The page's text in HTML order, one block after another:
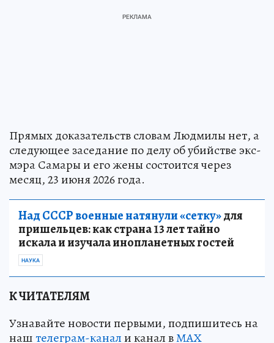
Прямых доказательств словам Людмилы нет, а
следующее заседание по делу об убийстве экс-
мэра Самары и его жены состоится через
месяц, 23 июня 2026 года.
Над СССР военные натянули «сетку»для
пришельцев: как страна 13 лет тайно
искала и изучала инопланетных гостей
НАУКА
К ЧИТАТЕЛЯМ
Узнавайте новости первыми, подпишитесь на
наштелеграм-канали канал вМАХ